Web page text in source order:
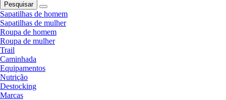
Pesquisar
Sapatilhas de homem
Sapatilhas de mulher
Roupa de homem
Roupa de mulher
Trail
Caminhada
Equipamentos
Nutrição
Destocking
Marcas